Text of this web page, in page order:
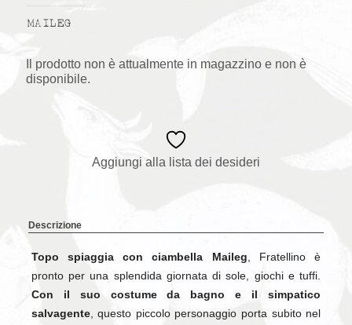
MAILEG
Il prodotto non è attualmente in magazzino e non è
disponibile.
Aggiungi alla lista dei desideri
Descrizione
Topo spiaggia con ciambella Maileg, Fratellino è
pronto per una splendida giornata di sole, giochi e tuffi.
Con il suo costume da bagno e il simpatico
salvagente, questo piccolo personaggio porta subito nel